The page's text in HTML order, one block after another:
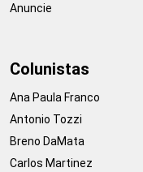
Anuncie
Colunistas
Ana Paula Franco
Antonio Tozzi
Breno DaMata
Carlos Martinez